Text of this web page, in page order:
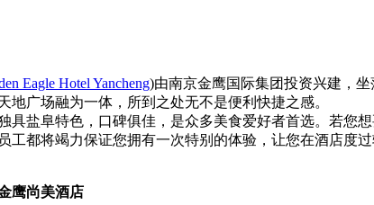
Eagle Hotel Yancheng)由南京金鹰国际集团投资兴建，
地广场融为一体，所到之处无不是便利快捷之感。
盐阜特色，口碑俱佳，是众多美食爱好者首选。若您
工都将竭力保证您拥有一次特别的体验，让您在酒店度过
鹰尚美酒店